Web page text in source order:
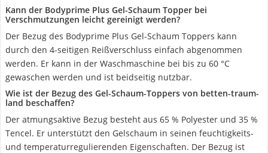
Kann der Bodyprime Plus Gel-Schaum Topper bei
Verschmutzungen leicht gereinigt werden?
Der Bezug des Bodyprime Plus Gel-Schaum Toppers kann
durch den 4-seitigen Reißverschluss einfach abgenommen
werden. Er kann in der Waschmaschine bei bis zu 60 °C
gewaschen werden und ist beidseitig nutzbar.
Wie ist der Bezug des Gel-Schaum-Toppers von betten-traum-
land beschaffen?
Der atmungsaktive Bezug besteht aus 65 % Polyester und 35 %
Tencel. Er unterstützt den Gelschaum in seinen feuchtigkeits-
und temperaturregulierenden Eigenschaften. Der Bezug ist